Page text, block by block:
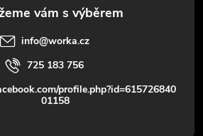
info@worka.cz
725 183 756
profile.php?id=615726840
01158